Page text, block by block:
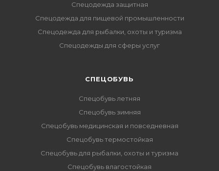
Спецодежда защитная
Спецодежда для пищевой промышленности
Спецодежда для рыбалки, охоты и туризма
Спецодежды для сферы услуг
CПЕЦОБУВЬ
Спецобувь летняя
Спецобувь зимняя
Спецобувь медицинская и повседневная
Спецобувь термостойкая
Спецобувь для рыбалки, охоты и туризма
Спецобувь влагостойкая